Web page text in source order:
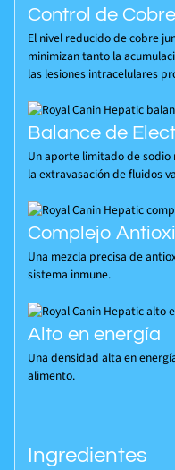
Control de Cobre
El nivel reducido de cobre
minimizan tanto la
las lesiones intracelulares
Balance de
Un aporte limitado de
la extravasación de fluidos
Complejo
Una mezcla precisa de
sistema inmune.
Alto en energía
Una densidad alta en
alimento.
Ingredientes